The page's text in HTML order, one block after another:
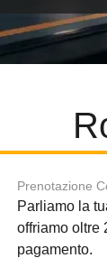
Prenotazione
Parliamo la
offriamo oltre
pagamento.